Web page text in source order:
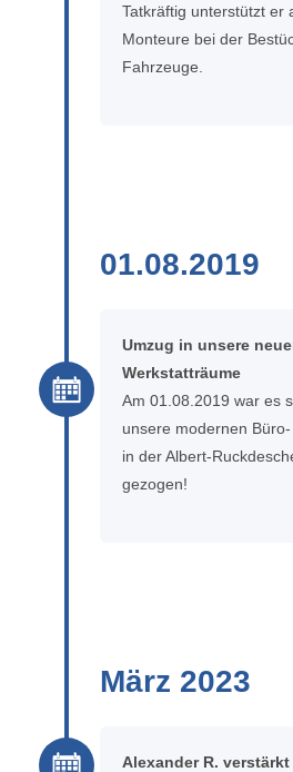
Tatkräftig unterstützt er
Monteure bei der
Fahrzeuge.
01.08.2019
Umzug in unsere
Werkstatträume
Am 01.08.2019 war es
unsere modernen
in der Albert-
gezogen!
Alexander R. verstärkt
März 2023